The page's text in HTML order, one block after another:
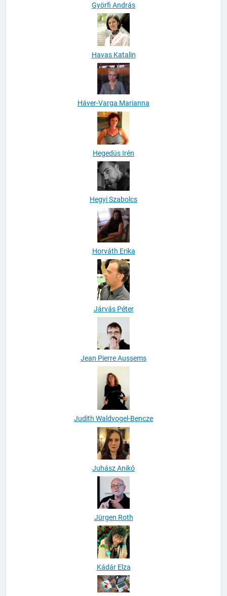
Györfi András
Havas Katalin
Háver-Varga Marianna
Hegedüs Irén
Hegyi Szabolcs
Horváth Erika
Járvás Péter
Jean Pierre Aussems
Judith Waldvogel-Bencze
Juhász Anikó
Jürgen Roth
Kádár Elza